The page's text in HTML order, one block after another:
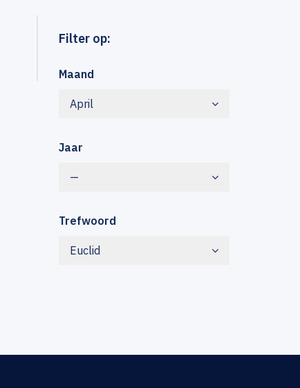
Filter op:
Maand
April
Jaar
—
Trefwoord
Euclid